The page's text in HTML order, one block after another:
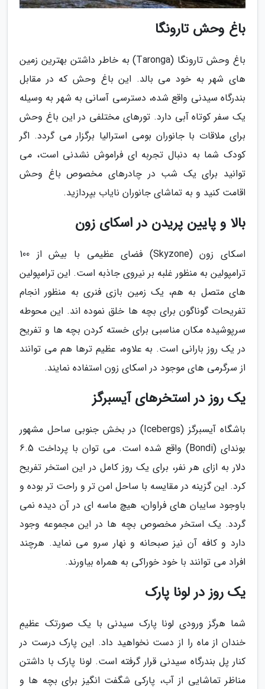
باغ وحش تارونگا
باغ وحش تارونگا (Taronga) به خاطر داشتن بهترین زمین
های شهر به خود می بالد. این باغ وحش که در مقابل
بندرگاه سیدنی واقع شده، دسترسی آسانی به شهر به وسیله
یک سفر کوتاه آبی دارد. تورهای مختلفی در این باغ وحش
برای ملاقات با جانوران بومی استرالیا برگزار می گردد. اگر
کودک شما به دنبال تجربه ای فراموش نشدنی است، می
توانید برای یک شب در چادرهای مخصوص باغ وحش
اقامت کنید و به تماشای جانوران نایاب بپردازید.
بالا و پایین پریدن در اسکای زون
اسکای زون (Skyzone) فضای عظیمی با بیش از 100
ترامپولین به منظور غلبه بر نیروی جاذبه است. این ترامپولین
های متصل به هم، یک زمین بازی فنری به منظور انجام
تفریحات گوناگون برای بچه ها خلق نموده اند. این محوطه
سرپوشیده مکان مناسبی برای خسته کردن بچه ها و تفریح
در یک روز بارانی است. به علاوه، عظیم ترها هم می توانند
از سرگرمی های موجود در اسکای زون استفاده نمایند.
یک روز در استخرهای آیسبرگز
باشگاه آیسبرگز (Icebergs) در بخش جنوبی ساحل مشهور
بوندای (Bondi) واقع شده است. می توان با پرداخت 6.5
دلار به ازای هر نفر، برای یک روز کامل در این استخر تفریح
کرد. این گزینه در مقایسه با ساحل امن تر و راحت تر بوده و
باوجود سایبان های فراوان، هیچ ماسه ای در آن دیده نمی
گردد. یک استخر مخصوص بچه ها در این مجموعه وجود
دارد و کافه آن نیز صبحانه و نهار سرو می نماید. هرچند
افراد می توانند با خود خوراکی به همراه بیاورند.
یک روز در لونا پارک
شما هرگز ورودی لونا پارک سیدنی با یک صورتک عظیمِ
خندان از ماه را از دست نخواهید داد. این پارک درست در
کنار پل بندرگاه سیدنی قرار گرفته است. لونا پارک با داشتن
مناظر تماشایی از آب، پارکی شگفت انگیز برای بچه ها و